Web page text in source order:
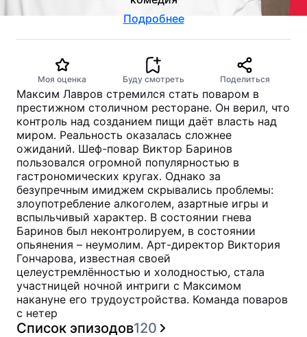
Подробнее
Моя оценка Буду смотреть Поделиться
Максим Лавров стремился стать поваром в
престижном столичном ресторане. Он верил, что
контроль над созданием пищи даёт власть над
миром. Реальность оказалась сложнее
ожиданий. Шеф-повар Виктор Баринов
пользовался огромной популярностью в
гастрономических кругах. Однако за
безупречным имиджем скрывались проблемы:
злоупотребление алкоголем, азартные игры и
вспыльчивый характер. В состоянии гнева
Баринов был неконтролируем, в состоянии
опьянения – неумолим. Арт-директор Виктория
Гончарова, известная своей
целеустремлённостью и холодностью, стала
участницей ночной интриги с Максимом
накануне его трудоустройства. Команда поваров
с нетер
Список эпизодов120